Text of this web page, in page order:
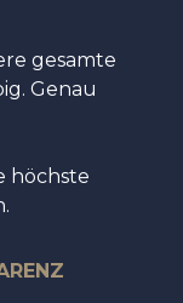
gesamte
Genau
höchste